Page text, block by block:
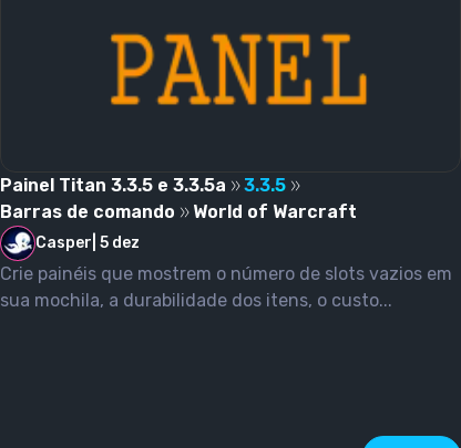
Painel Titan 3.3.5 e 3.3.5a
3.3.5
Barras de comando
World of Warcraft
Casper 5 dez
Crie painéis que mostrem o número de slots vazios em
sua mochila, a durabilidade dos itens, o custo...